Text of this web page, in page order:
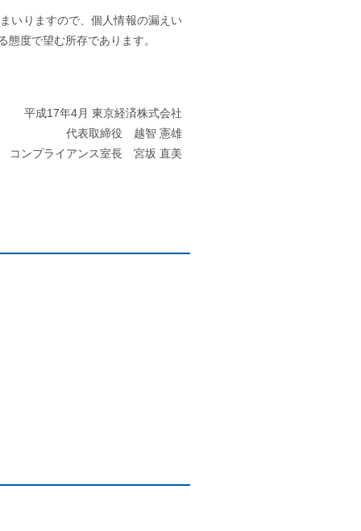
いりますので、個人情報の漏えい
度で望む所存であります。
平成17年4月 東京経済株式会社
代表取締役 越智 憲雄
コンプライアンス室長 宮坂 直美